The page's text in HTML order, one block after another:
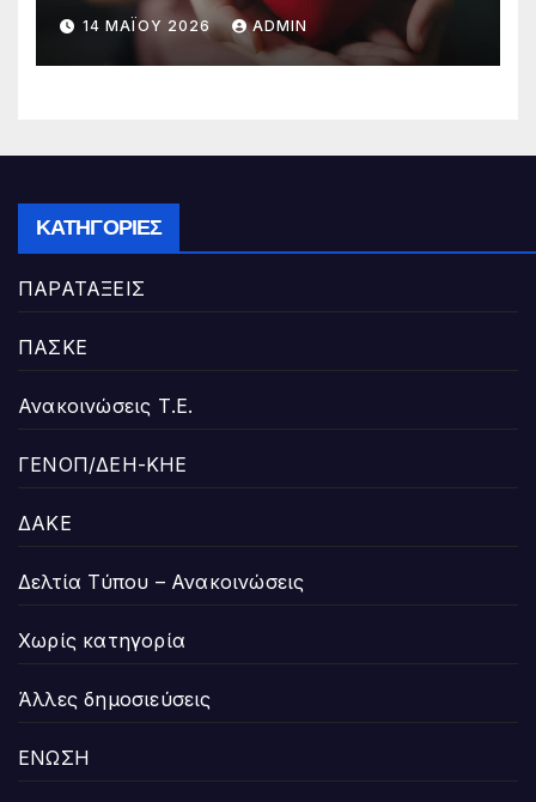
14 ΜΑΪ́ΟΥ 2026 ADMIN
ΚΑΤΗΓΟΡΊΕΣ
ΠΑΡΑΤΑΞΕΙΣ
ΠΑΣΚΕ
Ανακοινώσεις Τ.Ε.
ΓΕΝΟΠ/ΔΕΗ-ΚΗΕ
ΔΑΚΕ
Δελτία Τύπου – Ανακοινώσεις
Χωρίς κατηγορία
Άλλες δημοσιεύσεις
ΕΝΩΣΗ